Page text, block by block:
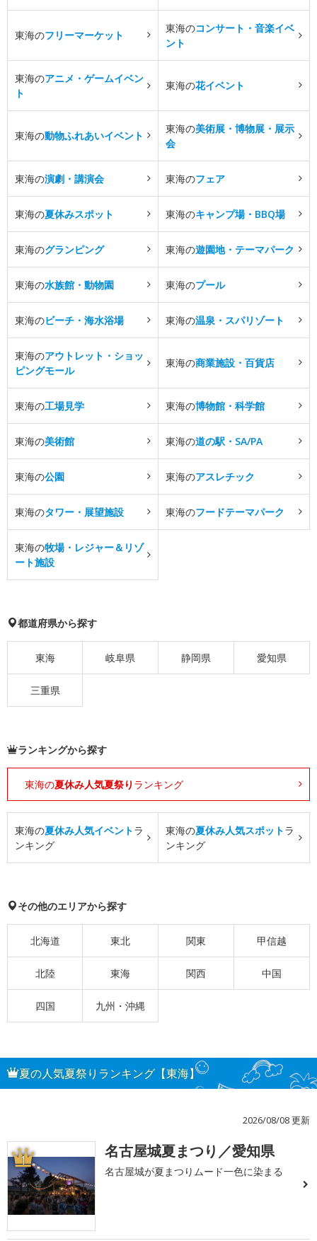
東海のフリーマーケット
東海のコンサート・音楽イベ
ント
東海のアニメ・ゲームイベン
ト
東海の花イベント
東海の動物ふれあいイベント
東海の美術展・博物展・展示
会
東海の演劇・講演会 東海のフェア
東海の夏休みスポット 東海のキャンプ場・BBQ場
東海のグランピング 東海の遊園地・テーマパーク
東海の水族館・動物園 東海のプール
東海のビーチ・海水浴場 東海の温泉・スパリゾート
東海のアウトレット・ショッ
ピングモール
東海の商業施設・百貨店
東海の工場見学 東海の博物館・科学館
東海の美術館 東海の道の駅・SA/PA
東海の公園 東海のアスレチック
東海のタワー・展望施設 東海のフードテーマパーク
東海の牧場・レジャー＆リゾ
ート施設
都道府県から探す
東海 岐阜県 静岡県 愛知県
三重県
ランキングから探す
東海の夏休み人気夏祭り ランキング
東海の夏休み人気イベントラ
ンキング
東海の夏休み人気スポットラ
ンキング
その他のエリアから探す
北海道 東北 関東 甲信越
北陸 東海 関西 中国
四国 九州・沖縄
夏の人気夏祭りランキング【東海】
2026/08/08 更新
1 名古屋城夏まつり／愛知県
名古屋城が夏まつりムード一色に染まる